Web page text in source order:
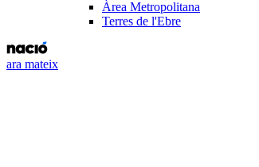
Àrea Metropolitana
Terres de l'Ebre
ara mateix